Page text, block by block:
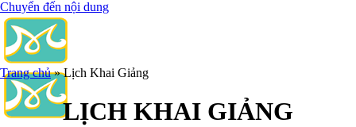
Chuyển đến nội dung
Trang chủ » Lịch Khai Giảng
LỊCH KHAI GIẢNG